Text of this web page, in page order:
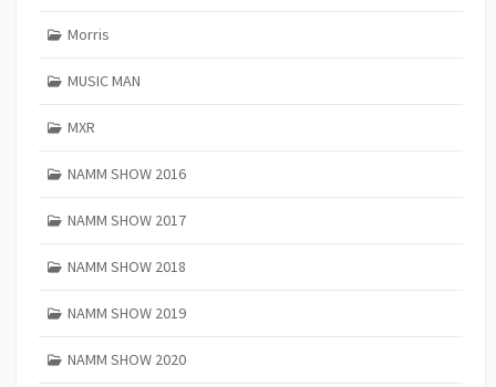
Morris
MUSIC MAN
MXR
NAMM SHOW 2016
NAMM SHOW 2017
NAMM SHOW 2018
NAMM SHOW 2019
NAMM SHOW 2020